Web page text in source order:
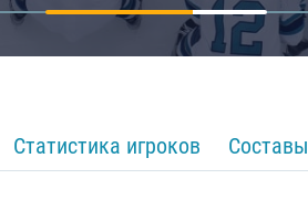
Статистика игроков Составы